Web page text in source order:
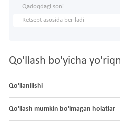
Qadoqdagi soni
Retsept asosida beriladi
Qo'llash bo'yicha
Qo'llanilishi
Qo'llash mumkin bo'lmagan holatlar